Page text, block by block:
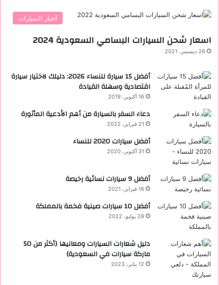
أخبار السيارات
اسعار شحن السيارات البسامي السعودية 2024
26 ديسمبر، 2021
أفضل 15 سيارة للنساء 2026: دليلك لاختيار سيارة
اقتصادية وسهلة القيادة
16 أكتوبر، 2019
دعاء السفر بالسيارة من أهم الأدعية المأثورة
21 فبراير، 2022
أفضل سيارات 2020 للنساء
31 أكتوبر، 2020
‏أفضل 9 سيارات نسائية رخيصة
16 فبراير، 2021
أفضل 10 سيارات صينية فخمة بالمملكة
28 يوليو، 2022
دليل شعارات السيارات ومعانيها (أكثر من 50
ماركة سيارات في السعودية)
12 يناير، 2023